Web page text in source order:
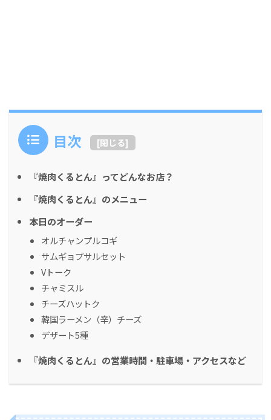
目次 [閉じる]
『焼肉くるとん』ってどんなお店？
『焼肉くるとん』のメニュー
本日のオーダー
オルチャンプルコギ
サムギョプサルセット
Vトーク
チャミスル
チーズハットク
韓国ラーメン（辛）チーズ
デザート5種
『焼肉くるとん』の営業時間・駐車場・アクセスなど